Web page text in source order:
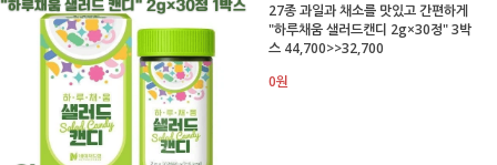
27종 과일과 채소를 맛있고 간편하게
"하루채움 샐러드캔디 2g×30정" 3박
스 44,700>>32,700
0원